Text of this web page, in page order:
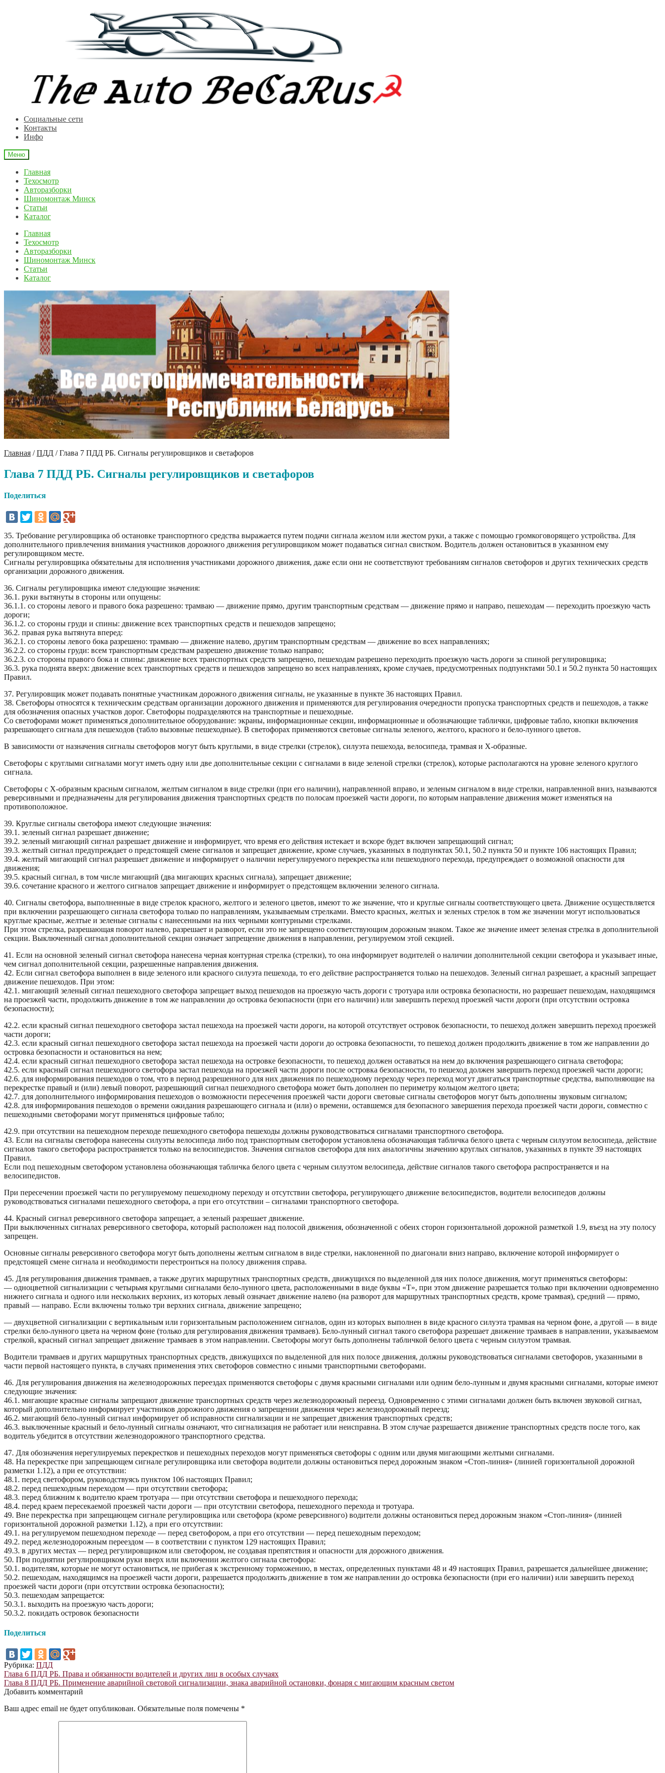
Cоциальные сети
Контакты
Инфо
Меню
Главная
Техосмотр
Авторазборки
Шиномонтаж Минск
Статьи
Каталог
Главная
Техосмотр
Авторазборки
Шиномонтаж Минск
Статьи
Каталог
Главная /ПДД /Глава 7 ПДД РБ. Сигналы регулировщиков и светафоров
Глава 7 ПДД РБ. Сигналы регулировщиков и светафоров
Поделиться
35. Требование регулировщика об остановке транспортного средства выражается путем подачи сигнала жезлом или жестом руки, а также с помощью громкоговорящего устройства. Для
дополнительного привлечения внимания участников дорожного движения регулировщиком может подаваться сигнал свистком. Водитель должен остановиться в указанном ему
регулировщиком месте.
Сигналы регулировщика обязательны для исполнения участниками дорожного движения, даже если они не соответствуют требованиям сигналов светофоров и других технических средств
организации дорожного движения.
36. Сигналы регулировщика имеют следующие значения:
36.1. руки вытянуты в стороны или опущены:
36.1.1. со стороны левого и правого бока разрешено: трамваю — движение прямо, другим транспортным средствам — движение прямо и направо, пешеходам — переходить проезжую часть
дороги;
36.1.2. со стороны груди и спины: движение всех транспортных средств и пешеходов запрещено;
36.2. правая рука вытянута вперед:
36.2.1. со стороны левого бока разрешено: трамваю — движение налево, другим транспортным средствам — движение во всех направлениях;
36.2.2. со стороны груди: всем транспортным средствам разрешено движение только направо;
36.2.3. со стороны правого бока и спины: движение всех транспортных средств запрещено, пешеходам разрешено переходить проезжую часть дороги за спиной регулировщика;
36.3. рука поднята вверх: движение всех транспортных средств и пешеходов запрещено во всех направлениях, кроме случаев, предусмотренных подпунктами 50.1 и 50.2 пункта 50 настоящих
Правил.
37. Регулировщик может подавать понятные участникам дорожного движения сигналы, не указанные в пункте 36 настоящих Правил.
38. Светофоры относятся к техническим средствам организации дорожного движения и применяются для регулирования очередности пропуска транспортных средств и пешеходов, а также
для обозначения опасных участков дорог. Светофоры подразделяются на транспортные и пешеходные.
Со светофорами может применяться дополнительное оборудование: экраны, информационные секции, информационные и обозначающие таблички, цифровые табло, кнопки включения
разрешающего сигнала для пешеходов (табло вызовные пешеходные). В светофорах применяются световые сигналы зеленого, желтого, красного и бело-лунного цветов.
В зависимости от назначения сигналы светофоров могут быть круглыми, в виде стрелки (стрелок), силуэта пешехода, велосипеда, трамвая и Х-образные.
Светофоры с круглыми сигналами могут иметь одну или две дополнительные секции с сигналами в виде зеленой стрелки (стрелок), которые располагаются на уровне зеленого круглого
сигнала.
Светофоры с Х-образным красным сигналом, желтым сигналом в виде стрелки (при его наличии), направленной вправо, и зеленым сигналом в виде стрелки, направленной вниз, называются
реверсивными и предназначены для регулирования движения транспортных средств по полосам проезжей части дороги, по которым направление движения может изменяться на
противоположное.
39. Круглые сигналы светофора имеют следующие значения:
39.1. зеленый сигнал разрешает движение;
39.2. зеленый мигающий сигнал разрешает движение и информирует, что время его действия истекает и вскоре будет включен запрещающий сигнал;
39.3. желтый сигнал предупреждает о предстоящей смене сигналов и запрещает движение, кроме случаев, указанных в подпунктах 50.1, 50.2 пункта 50 и пункте 106 настоящих Правил;
39.4. желтый мигающий сигнал разрешает движение и информирует о наличии нерегулируемого перекрестка или пешеходного перехода, предупреждает о возможной опасности для
движения;
39.5. красный сигнал, в том числе мигающий (два мигающих красных сигнала), запрещает движение;
39.6. сочетание красного и желтого сигналов запрещает движение и информирует о предстоящем включении зеленого сигнала.
40. Сигналы светофора, выполненные в виде стрелок красного, желтого и зеленого цветов, имеют то же значение, что и круглые сигналы соответствующего цвета. Движение осуществляется
при включении разрешающего сигнала светофора только по направлениям, указываемым стрелками. Вместо красных, желтых и зеленых стрелок в том же значении могут использоваться
круглые красные, желтые и зеленые сигналы с нанесенными на них черными контурными стрелками.
При этом стрелка, разрешающая поворот налево, разрешает и разворот, если это не запрещено соответствующим дорожным знаком. Такое же значение имеет зеленая стрелка в дополнительной
секции. Выключенный сигнал дополнительной секции означает запрещение движения в направлении, регулируемом этой секцией.
41. Если на основной зеленый сигнал светофора нанесена черная контурная стрелка (стрелки), то она информирует водителей о наличии дополнительной секции светофора и указывает иные,
чем сигнал дополнительной секции, разрешенные направления движения.
42. Если сигнал светофора выполнен в виде зеленого или красного силуэта пешехода, то его действие распространяется только на пешеходов. Зеленый сигнал разрешает, а красный запрещает
движение пешеходов. При этом:
42.1. мигающий зеленый сигнал пешеходного светофора запрещает выход пешеходов на проезжую часть дороги с тротуара или островка безопасности, но разрешает пешеходам, находящимся
на проезжей части, продолжить движение в том же направлении до островка безопасности (при его наличии) или завершить переход проезжей части дороги (при отсутствии островка
безопасности);
42.2. если красный сигнал пешеходного светофора застал пешехода на проезжей части дороги, на которой отсутствует островок безопасности, то пешеход должен завершить переход проезжей
части дороги;
42.3. если красный сигнал пешеходного светофора застал пешехода на проезжей части дороги до островка безопасности, то пешеход должен продолжить движение в том же направлении до
островка безопасности и остановиться на нем;
42.4. если красный сигнал пешеходного светофора застал пешехода на островке безопасности, то пешеход должен оставаться на нем до включения разрешающего сигнала светофора;
42.5. если красный сигнал пешеходного светофора застал пешехода на проезжей части дороги после островка безопасности, то пешеход должен завершить переход проезжей части дороги;
42.6. для информирования пешеходов о том, что в период разрешенного для них движения по пешеходному переходу через переход могут двигаться транспортные средства, выполняющие на
перекрестке правый и (или) левый поворот, разрешающий сигнал пешеходного светофора может быть дополнен по периметру кольцом желтого цвета;
42.7. для дополнительного информирования пешеходов о возможности пересечения проезжей части дороги световые сигналы светофоров могут быть дополнены звуковым сигналом;
42.8. для информирования пешеходов о времени ожидания разрешающего сигнала и (или) о времени, оставшемся для безопасного завершения перехода проезжей части дороги, совместно с
пешеходными светофорами могут применяться цифровые табло;
42.9. при отсутствии на пешеходном переходе пешеходного светофора пешеходы должны руководствоваться сигналами транспортного светофора.
43. Если на сигналы светофора нанесены силуэты велосипеда либо под транспортным светофором установлена обозначающая табличка белого цвета с черным силуэтом велосипеда, действие
сигналов такого светофора распространяется только на велосипедистов. Значения сигналов светофора для них аналогичны значению круглых сигналов, указанных в пункте 39 настоящих
Правил.
Если под пешеходным светофором установлена обозначающая табличка белого цвета с черным силуэтом велосипеда, действие сигналов такого светофора распространяется и на
велосипедистов.
При пересечении проезжей части по регулируемому пешеходному переходу и отсутствии светофора, регулирующего движение велосипедистов, водители велосипедов должны
руководствоваться сигналами пешеходного светофора, а при его отсутствии – сигналами транспортного светофора.
44. Красный сигнал реверсивного светофора запрещает, а зеленый разрешает движение.
При выключенных сигналах реверсивного светофора, который расположен над полосой движения, обозначенной с обеих сторон горизонтальной дорожной разметкой 1.9, въезд на эту полосу
запрещен.
Основные сигналы реверсивного светофора могут быть дополнены желтым сигналом в виде стрелки, наклоненной по диагонали вниз направо, включение которой информирует о
предстоящей смене сигнала и необходимости перестроиться на полосу движения справа.
45. Для регулирования движения трамваев, а также других маршрутных транспортных средств, движущихся по выделенной для них полосе движения, могут применяться светофоры:
— одноцветной сигнализации с четырьмя круглыми сигналами бело-лунного цвета, расположенными в виде буквы «Т», при этом движение разрешается только при включении одновременно
нижнего сигнала и одного или нескольких верхних, из которых левый означает движение налево (на разворот для маршрутных транспортных средств, кроме трамвая), средний — прямо,
правый — направо. Если включены только три верхних сигнала, движение запрещено;
— двухцветной сигнализации с вертикальным или горизонтальным расположением сигналов, один из которых выполнен в виде красного силуэта трамвая на черном фоне, а другой — в виде
стрелки бело-лунного цвета на черном фоне (только для регулирования движения трамваев). Бело-лунный сигнал такого светофора разрешает движение трамваев в направлении, указываемом
стрелкой, красный сигнал запрещает движение трамваев в этом направлении. Светофоры могут быть дополнены табличкой белого цвета с черным силуэтом трамвая.
Водители трамваев и других маршрутных транспортных средств, движущихся по выделенной для них полосе движения, должны руководствоваться сигналами светофоров, указанными в
части первой настоящего пункта, в случаях применения этих светофоров совместно с иными транспортными светофорами.
46. Для регулирования движения на железнодорожных переездах применяются светофоры с двумя красными сигналами или одним бело-лунным и двумя красными сигналами, которые имеют
следующие значения:
46.1. мигающие красные сигналы запрещают движение транспортных средств через железнодорожный переезд. Одновременно с этими сигналами должен быть включен звуковой сигнал,
который дополнительно информирует участников дорожного движения о запрещении движения через железнодорожный переезд;
46.2. мигающий бело-лунный сигнал информирует об исправности сигнализации и не запрещает движения транспортных средств;
46.3. выключенные красный и бело-лунный сигналы означают, что сигнализация не работает или неисправна. В этом случае разрешается движение транспортных средств после того, как
водитель убедится в отсутствии железнодорожного транспортного средства.
47. Для обозначения нерегулируемых перекрестков и пешеходных переходов могут применяться светофоры с одним или двумя мигающими желтыми сигналами.
48. На перекрестке при запрещающем сигнале регулировщика или светофора водители должны остановиться перед дорожным знаком «Стоп-линия» (линией горизонтальной дорожной
разметки 1.12), а при ее отсутствии:
48.1. перед светофором, руководствуясь пунктом 106 настоящих Правил;
48.2. перед пешеходным переходом — при отсутствии светофора;
48.3. перед ближним к водителю краем тротуара — при отсутствии светофора и пешеходного перехода;
48.4. перед краем пересекаемой проезжей части дороги — при отсутствии светофора, пешеходного перехода и тротуара.
49. Вне перекрестка при запрещающем сигнале регулировщика или светофора (кроме реверсивного) водители должны остановиться перед дорожным знаком «Стоп-линия» (линией
горизонтальной дорожной разметки 1.12), а при его отсутствии:
49.1. на регулируемом пешеходном переходе — перед светофором, а при его отсутствии — перед пешеходным переходом;
49.2. перед железнодорожным переездом — в соответствии с пунктом 129 настоящих Правил;
49.3. в других местах — перед регулировщиком или светофором, не создавая препятствия и опасности для дорожного движения.
50. При поднятии регулировщиком руки вверх или включении желтого сигнала светофора:
50.1. водителям, которые не могут остановиться, не прибегая к экстренному торможению, в местах, определенных пунктами 48 и 49 настоящих Правил, разрешается дальнейшее движение;
50.2. пешеходам, находящимся на проезжей части дороги, разрешается продолжить движение в том же направлении до островка безопасности (при его наличии) или завершить переход
проезжей части дороги (при отсутствии островка безопасности);
50.3. пешеходам запрещается:
50.3.1. выходить на проезжую часть дороги;
50.3.2. покидать островок безопасности
Поделиться
Рубрика: ПДД
Навигация
по
Предыдущая
запись:
Глава 6 ПДД РБ. Права и обязанности водителей и других лиц в особых случаях
Следующая
запись:
Глава 8 ПДД РБ. Применение аварийной световой сигнализации, знака аварийной остановки, фонаря с мигающим красным светом
Добавить комментарий
Ваш адрес email не будет опубликован. Обязательные поля помечены *